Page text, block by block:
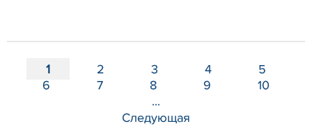
1 2 3 4
5
6
7 8 9
10
...
Следующая